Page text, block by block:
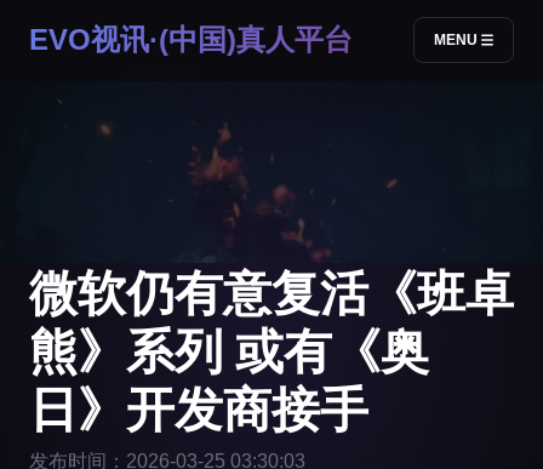
EVO视讯·(中国)真人平台 MENU
微软仍有意复活《班卓
熊》系列 或有《奥
日》开发商接手
发布时间：2026-03-25 03:30:03